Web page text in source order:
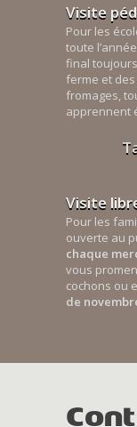
Visite
Pour les
toute
final
ferme et
fromages,
apprennent
Visite
Pour les
ouverte au
chaque
vous
cochons ou
de